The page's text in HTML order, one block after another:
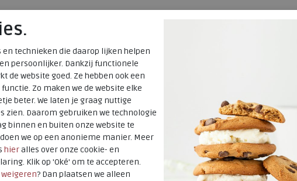
en technieken die daarop lijken helpen
persoonlijker. Dankzij functionele
de website goed. Ze hebben ook een
Zo maken we de website elke
beter. We laten je graag nuttige
zien. Daarom gebruiken we technologie
binnen en buiten onze website te
we op een anonieme manier. Meer
hieralles over onze cookie- en
Klik op 'Oké' om te accepteren.
weigeren? Dan plaatsen we alleen